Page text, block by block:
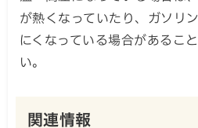
が熱くなっていたり、ガソリ
にくなっている場合があるこ
い。
関連情報